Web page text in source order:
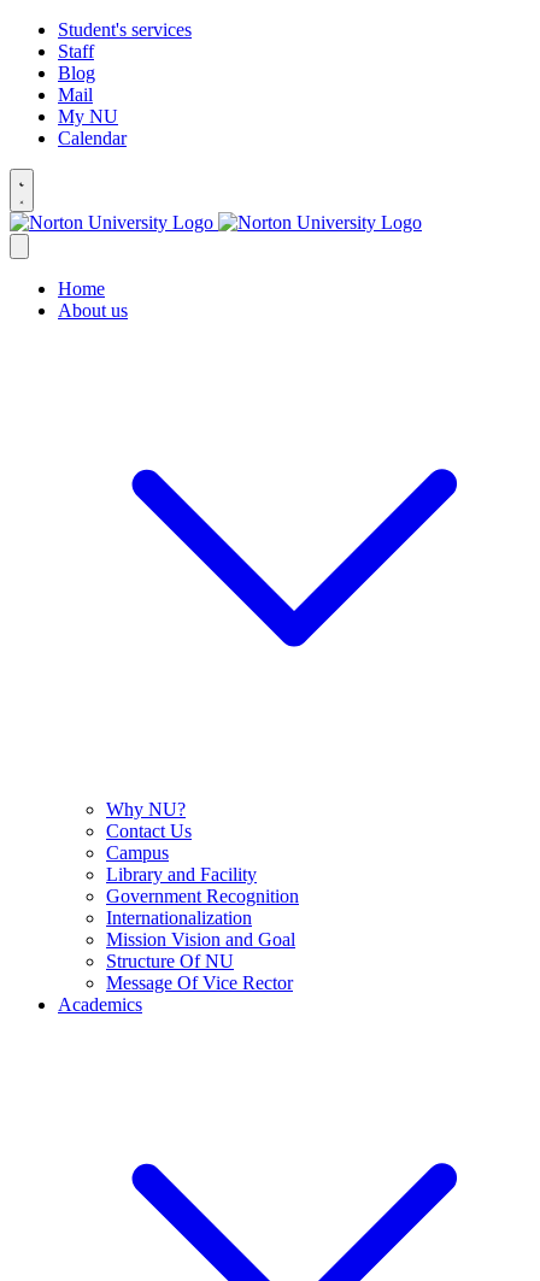
Student's services
Staff
Blog
Mail
My NU
Calendar
Home
About us
Why NU?
Contact Us
Campus
Library and Facility
Government Recognition
Internationalization
Mission Vision and Goal
Structure Of NU
Message Of Vice Rector
Academics